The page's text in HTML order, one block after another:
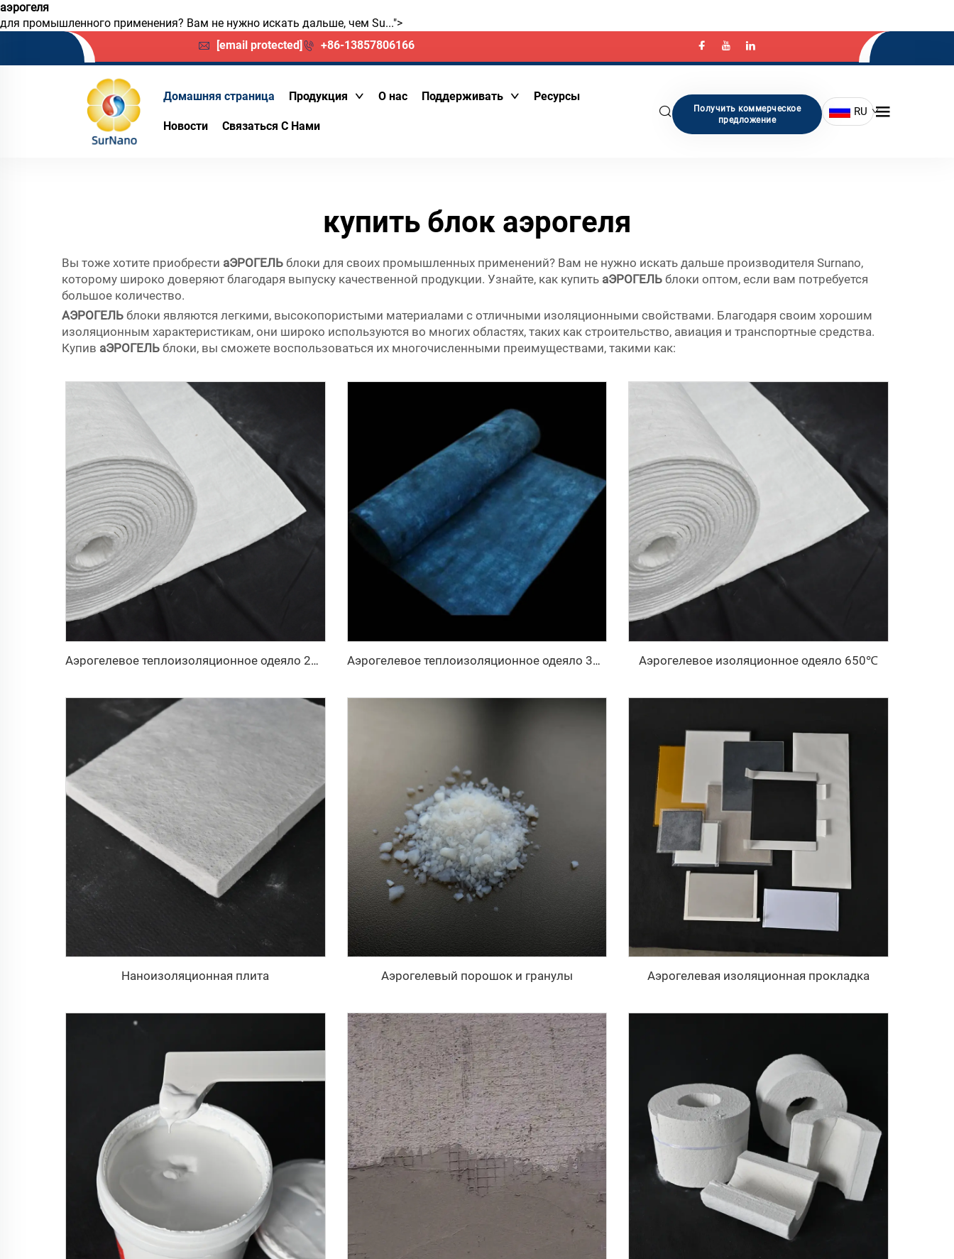
аэрогеля
для промышленного применения? Вам не нужно искать дальше, чем Su...">
[email protected]
+86-13857806166
Домашняя страница Продукция О нас Поддерживать Ресурсы
Новости Связаться С Нами
Получить коммерческое
предложение
RU
купить блок аэрогеля
Вы тоже хотите приобрести аЭРОГЕЛЬ блоки для своих промышленных применений? Вам не нужно искать дальше производителя Surnano,
которому широко доверяют благодаря выпуску качественной продукции. Узнайте, как купить аЭРОГЕЛЬ блоки оптом, если вам потребуется
большое количество.
АЭРОГЕЛЬ блоки являются легкими, высокопористыми материалами с отличными изоляционными свойствами. Благодаря своим хорошим
изоляционным характеристикам, они широко используются во многих областях, таких как строительство, авиация и транспортные средства.
Купив аЭРОГЕЛЬ блоки, вы сможете воспользоваться их многочисленными преимуществами, такими как:
Аэрогелевое теплоизоляционное одеяло 200℃ Аэрогелевое теплоизоляционное одеяло 350℃ Аэрогелевое изоляционное одеяло 650℃
Наноизоляционная плита Аэрогелевый порошок и гранулы Аэрогелевая изоляционная прокладка